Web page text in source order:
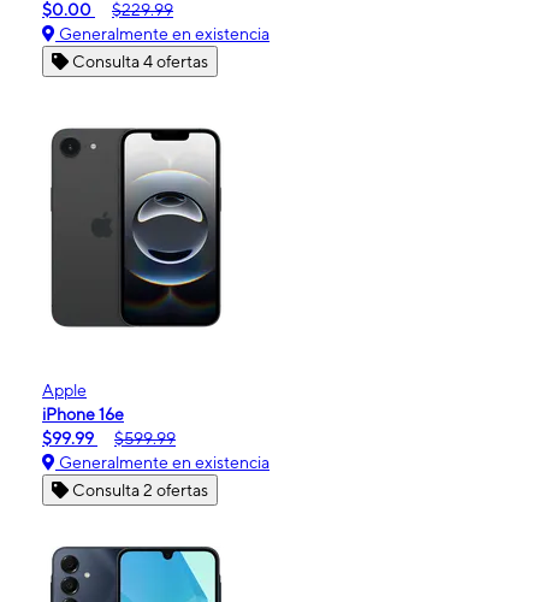
$0.00
$229.99
Generalmente en existencia
Consulta 4 ofertas
Apple
iPhone 16e
$99.99
$599.99
Generalmente en existencia
Consulta 2 ofertas